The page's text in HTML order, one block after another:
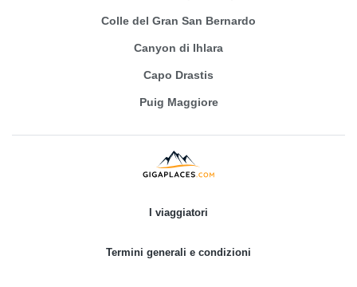
Colle del Gran San Bernardo
Canyon di Ihlara
Capo Drastis
Puig Maggiore
I viaggiatori
Termini generali e condizioni